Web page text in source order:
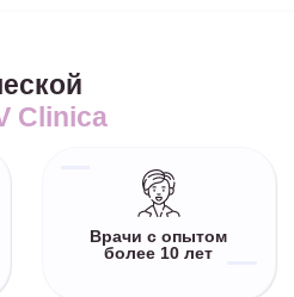
Clinica
Врачи с опытом
более 10 лет